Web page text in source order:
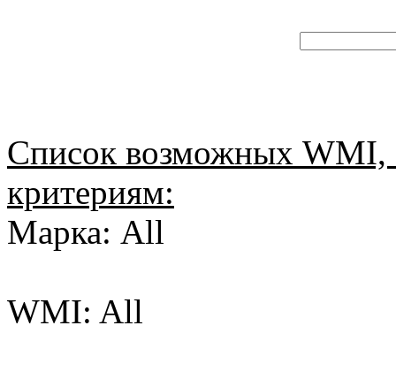
Список возможных
критериям:
Марка: All
WMI: All